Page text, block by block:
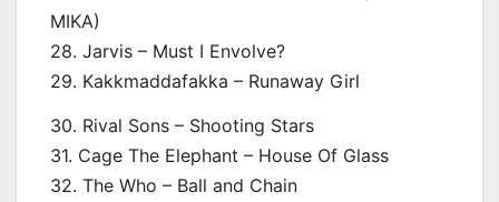
MIKA)
28. Jarvis – Must I Envolve?
29. Kakkmaddafakka – Runaway Girl
30. Rival Sons – Shooting Stars
31. Cage The Elephant – House Of Glass
32. The Who – Ball and Chain